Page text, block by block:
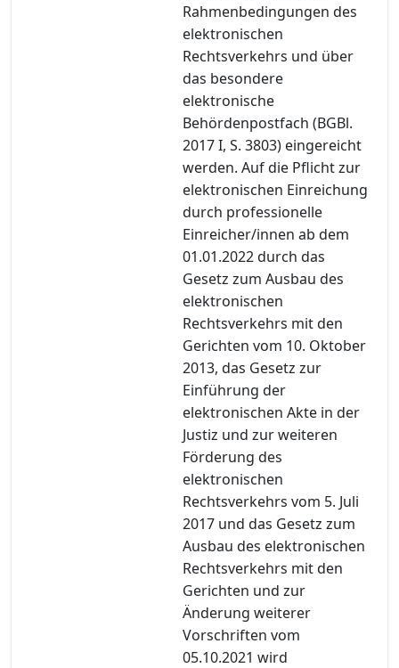
Rahmenbedingungen des
elektronischen
Rechtsverkehrs und über
das besondere
elektronische
Behördenpostfach (BGBl.
2017 I, S. 3803) eingereicht
werden. Auf die Pflicht zur
elektronischen Einreichung
durch professionelle
Einreicher/innen ab dem
01.01.2022 durch das
Gesetz zum Ausbau des
elektronischen
Rechtsverkehrs mit den
Gerichten vom 10. Oktober
2013, das Gesetz zur
Einführung der
elektronischen Akte in der
Justiz und zur weiteren
Förderung des
elektronischen
Rechtsverkehrs vom 5. Juli
2017 und das Gesetz zum
Ausbau des elektronischen
Rechtsverkehrs mit den
Gerichten und zur
Änderung weiterer
Vorschriften vom
05.10.2021 wird